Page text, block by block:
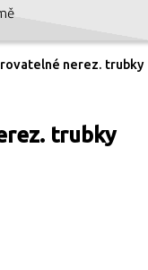
nerez. trubky
trubky